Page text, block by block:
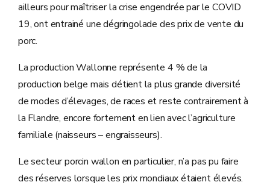
ailleurs pour maîtriser la crise engendrée par le COVID
19, ont entrainé une dégringolade des prix de vente du
porc.
La production Wallonne représente 4 % de la
production belge mais détient la plus grande diversité
de modes d’élevages, de races et reste contrairement à
la Flandre, encore fortement en lien avec l’agriculture
familiale (naisseurs – engraisseurs).
Le secteur porcin wallon en particulier, n’a pas pu faire
des réserves lorsque les prix mondiaux étaient élevés.